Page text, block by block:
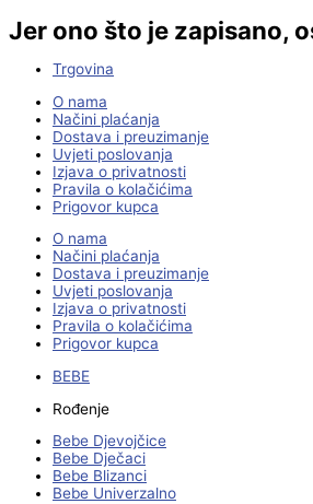
Jer ono što je zapisano,
Trgovina
O nama
Načini plaćanja
Dostava i preuzimanje
Uvjeti poslovanja
Izjava o privatnosti
Pravila o kolačićima
Prigovor kupca
O nama
Načini plaćanja
Dostava i preuzimanje
Uvjeti poslovanja
Izjava o privatnosti
Pravila o kolačićima
Prigovor kupca
BEBE
Rođenje
Bebe Djevojčice
Bebe Dječaci
Bebe Blizanci
Bebe Univerzalno